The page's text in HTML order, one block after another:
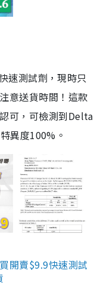
速測試劑，現時只
意送貨時間！這款
可，可檢測到Delta
異度100%。
開賣$9.9快速測試